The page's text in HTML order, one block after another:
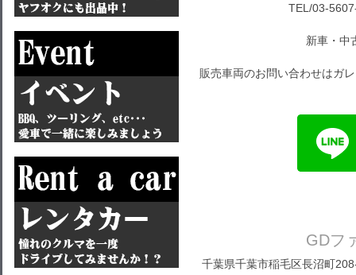
TEL/03-
新車・中
販売車両のお問い合わせはガ
GDフ
千葉県千葉市稲毛区長沼町